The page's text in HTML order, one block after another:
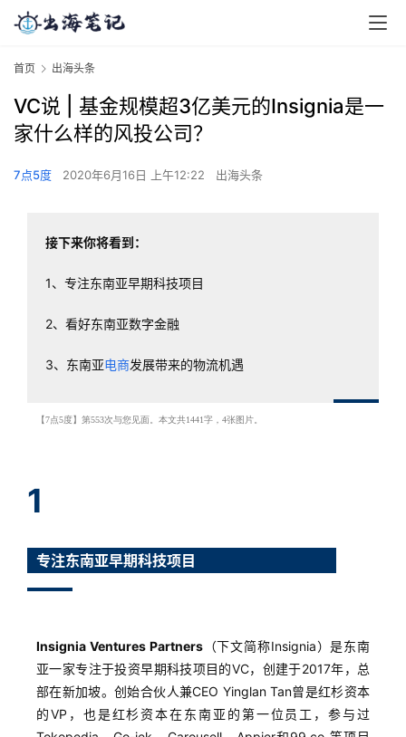
首页 出海头条
VC说 | 基金规模超3亿美元的Insignia是一
家什么样的风投公司？
7点5度 2020年6月16日 上午12:22 出海头条
接下来你将看到：
1、专注东南亚早期科技项目
2、看好东南亚数字金融
3、东南亚电商发展带来的物流机遇
【7点5度】第553次与您见面。本文共1441字，4张图片。
1
专注东南亚早期科技项目
Insignia Ventures Partners（下文简称Insignia）是东南
亚一家专注于投资早期科技项目的VC，创建于2017年，总
部在新加坡。创始合伙人兼CEO Yinglan Tan曾是红杉资本
的VP，也是红杉资本在东南亚的第一位员工，参与过